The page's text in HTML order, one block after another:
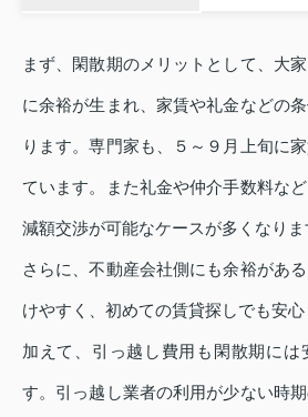
まず、閑散期のメリットとして、大
に余裕が生まれ、家賃や礼金などの
ります。専門家も、５～９月上旬に
ています。また礼金や仲介手数料な
減額交渉が可能なケースが多くなりま
さらに、不動産会社側にも余裕があ
けやすく、初めての賃貸探しでも安心
加えて、引っ越し費用も閑散期には
す。引っ越し業者の利用が少ない時